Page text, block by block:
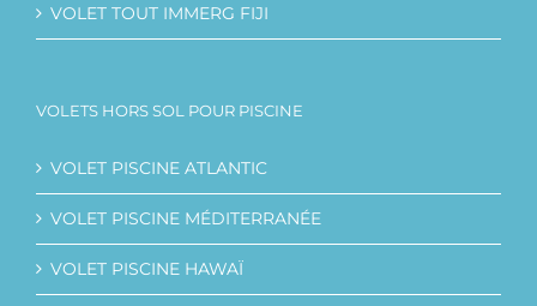
VOLET TOUT IMMERG FIJI
VOLETS HORS SOL POUR PISCINE
VOLET PISCINE ATLANTIC
VOLET PISCINE MÉDITERRANÉE
VOLET PISCINE HAWAÏ